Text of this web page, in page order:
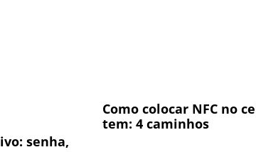
senha,
Como colocar NFC no
tem: 4 caminhos